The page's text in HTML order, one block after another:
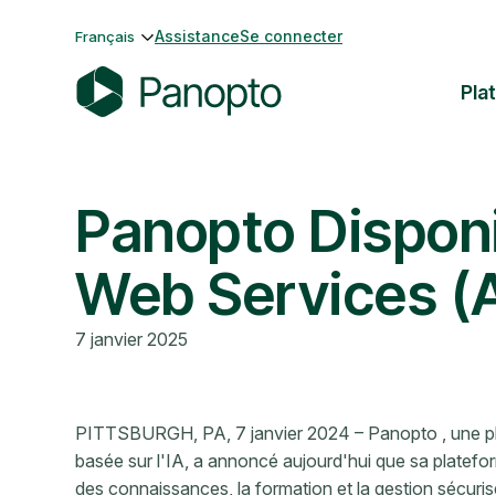
Français AssistanceSe connecter
o
t
o
Panopto
Web Services
7 janvier 2025
PITTSBURGH, PA, 7 janvier 2024 – Panopto , une
basée sur l'IA, a annoncé aujourd'hui que sa
des connaissances, la formation et la gestion